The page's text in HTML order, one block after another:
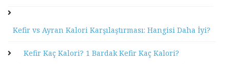
Kefir vs Ayran Kalori Karşılaştırması: Hangisi Daha İyi?
Kefir Kaç Kalori? 1 Bardak Kefir Kaç Kalori?